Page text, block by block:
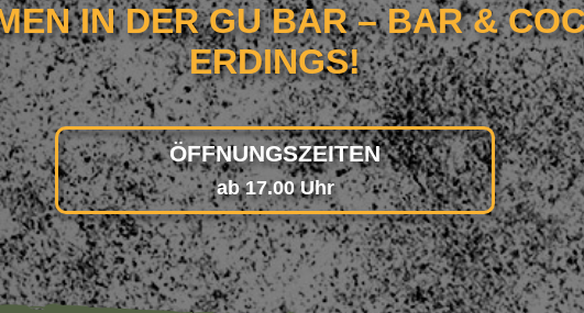
IN DER GU BAR – BAR &
ERDINGS!
ÖFFNUNGSZEITEN
ab 17.00 Uhr